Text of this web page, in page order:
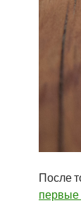
После
первые